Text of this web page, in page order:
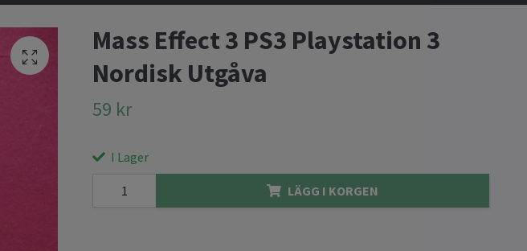
Mass Effect 3 PS3 Playstation 3
Nordisk Utgåva
59 kr
I Lager
LÄGG I KORGEN